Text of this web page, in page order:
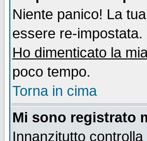
Niente panico! La
essere re-
Ho dimenticato la
poco tempo.
Torna in cima
Mi sono registrato
Innanzitutto